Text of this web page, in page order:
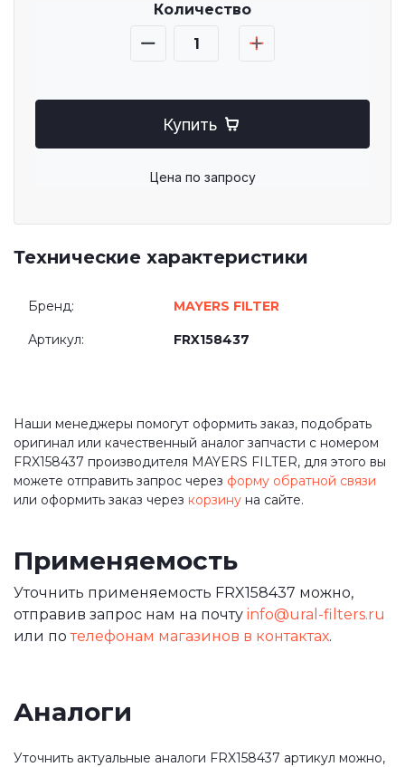
Количество
Купить
Цена по запросу
Технические характеристики
Бренд: MAYERS FILTER
Артикул: FRX158437
Наши менеджеры помогут оформить заказ, подобрать
оригинал или качественный аналог запчасти с номером
FRX158437 производителя MAYERS FILTER, для этого вы
можете отправить запрос через форму обратной связи
или оформить заказ через корзину на сайте.
Применяемость
Уточнить применяемость FRX158437 можно,
отправив запрос нам на почту info@ural-filters.ru
или потелефонам магазинов в контактах.
Аналоги
Уточнить актуальные аналоги FRX158437 артикул можно,